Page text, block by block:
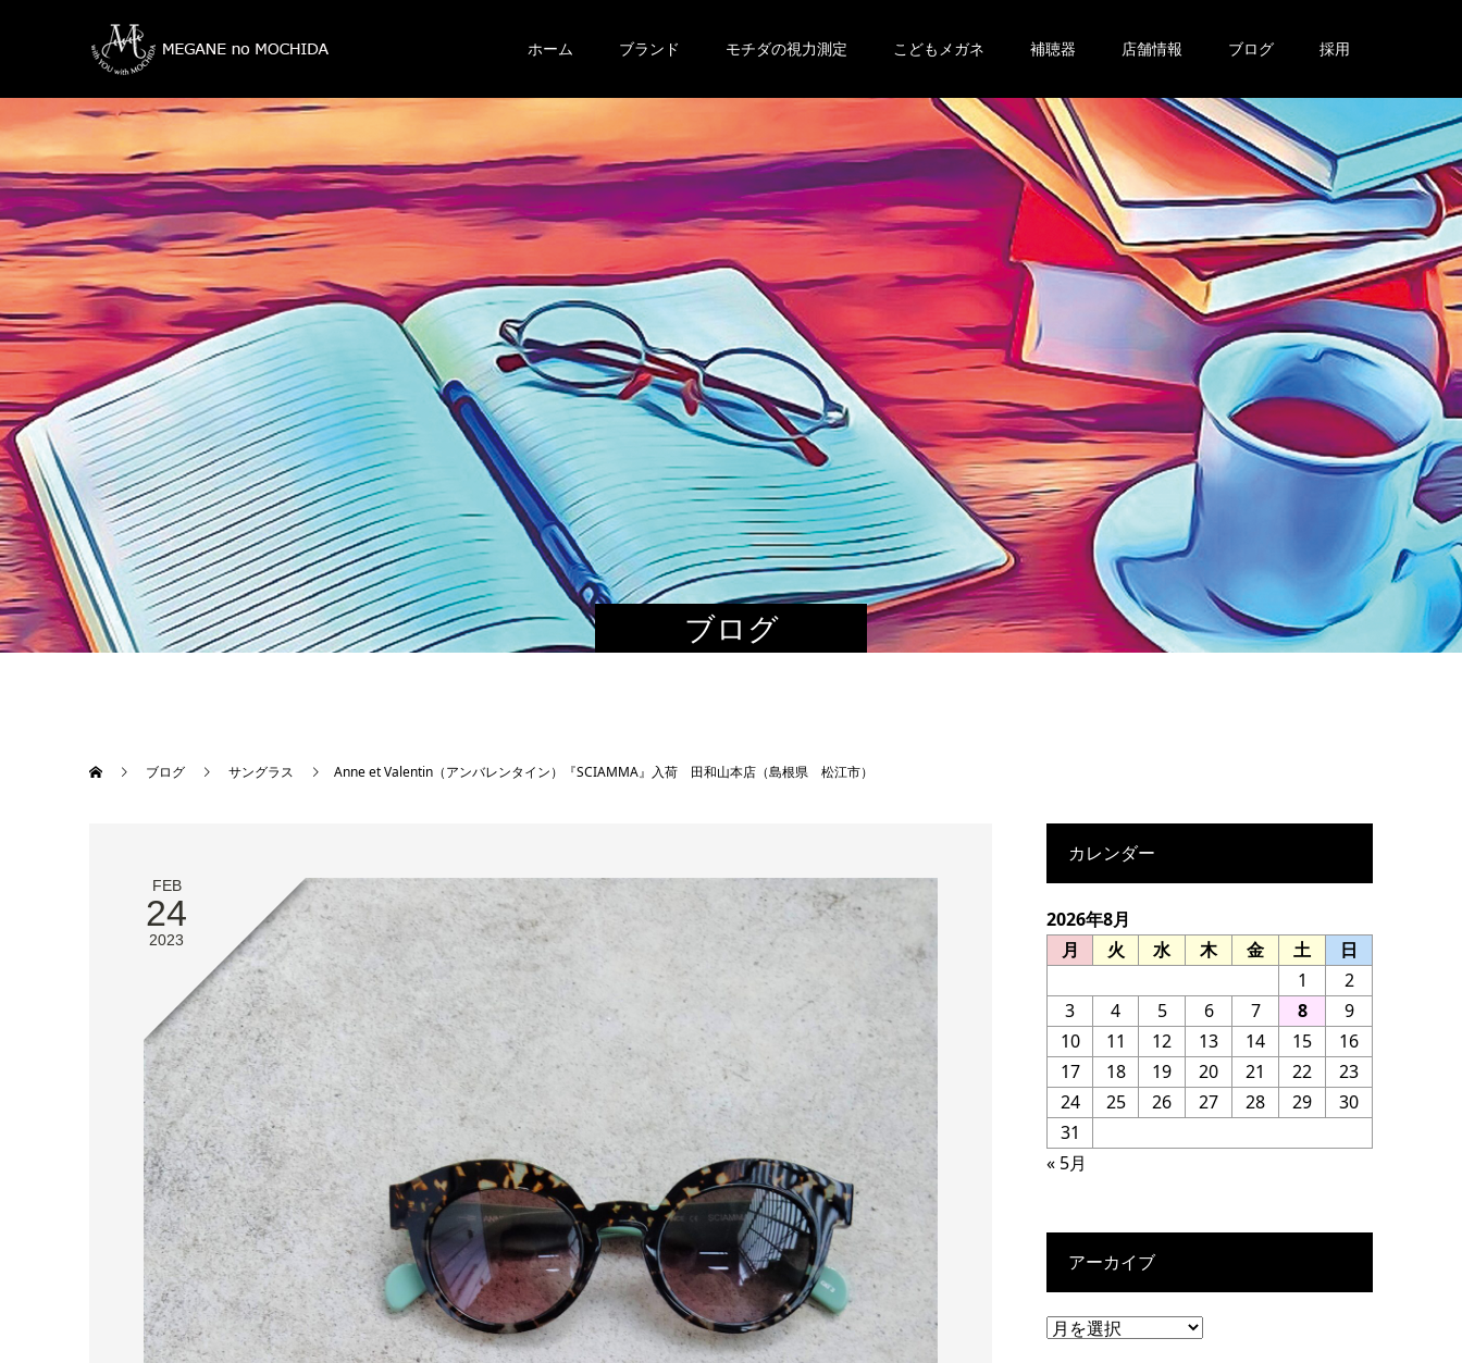
ホーム ブランド モチダの視力測定 こどもメガネ 補聴器 店舗情報 ブログ 採用
ブログ
ブログ サングラス Anne et Valentin（アンバレンタイン）『SCIAMMA』入荷 田和山本店（島根県 松江市）
FEB
24
2023
カレンダー
2026年8月
月
火 水 木 金 土
日
1
2
3
4 5 6 7 8
9
10
11 12 13 14 15
16
17
18 19 20 21 22
23
24
25 26 27 28 29
30
31
« 5月
アーカイブ